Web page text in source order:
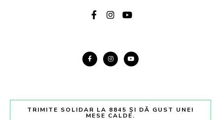
TRIMITE SOLIDAR LA 8845 ȘI DĂ GUST UNEI
MESE CALDE.